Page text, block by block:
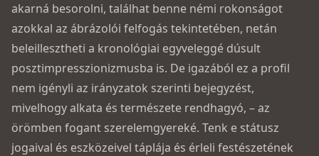
akarná besorolni, találhat benne némi rokonságot
azokkal az ábrázolói felfogás tekintetében, netán
beleillesztheti a kronológiai egyveleggé dúsult
posztimpresszionizmusba is. De igazából ez a profil
nem igényli az irányzatok szerinti bejegyzést,
mivelhogy alkata és természete rendhagyó, – az
örömben fogant szerelemgyereké. Tenk e státusz
jogaival és eszközeivel táplája és érleli festészetének